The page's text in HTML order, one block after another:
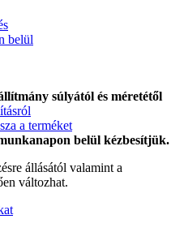
belül
súlyától és méretétől
a terméket
belül kézbesítjük.
állásától valamint a
változhat.